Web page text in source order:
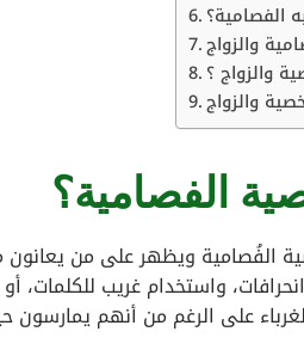
الفصامية؟
والزواج
والزواج ؟
والزواج
الفصامية؟
الفُصامية ويظهر على من
واستخدام غريب للكلمات، أو
الغرباء على الرغم من أنهم